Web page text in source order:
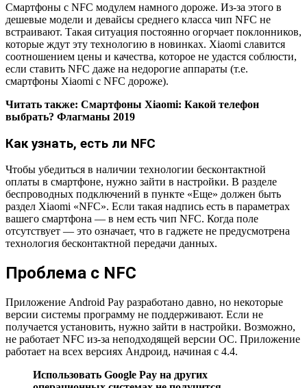
Смартфоны с NFC модулем намного дороже. Из-за этого в
дешевые модели и девайсы среднего класса чип NFC не
встраивают. Такая ситуация постоянно огорчает поклонников,
которые ждут эту технологию в новинках. Xiaomi славится
соотношением цены и качества, которое не удастся соблюсти,
если ставить NFC даже на недорогие аппараты (т.е.
смартфоны Xiaomi с NFC дороже).
Читать также: Смартфоны Xiaomi: Какой телефон
выбрать? Флагманы 2019
Как узнать, есть ли NFC
Чтобы убедиться в наличии технологии бесконтактной
оплаты в смартфоне, нужно зайти в настройки. В разделе
беспроводных подключений в пункте «Еще» должен быть
раздел Xiaomi «NFC». Если такая надпись есть в параметрах
вашего смартфона — в нем есть чип NFC. Когда поле
отсутствует — это означает, что в гаджете не предусмотрена
технология бесконтактной передачи данных.
Проблема с NFC
Приложение Android Pay разработано давно, но некоторые
версии системы программу не поддерживают. Если не
получается установить, нужно зайти в настройки. Возможно,
не работает NFC из-за неподходящей версии ОС. Приложение
работает на всех версиях Андроид, начиная с 4.4.
Использовать Google Pay на других